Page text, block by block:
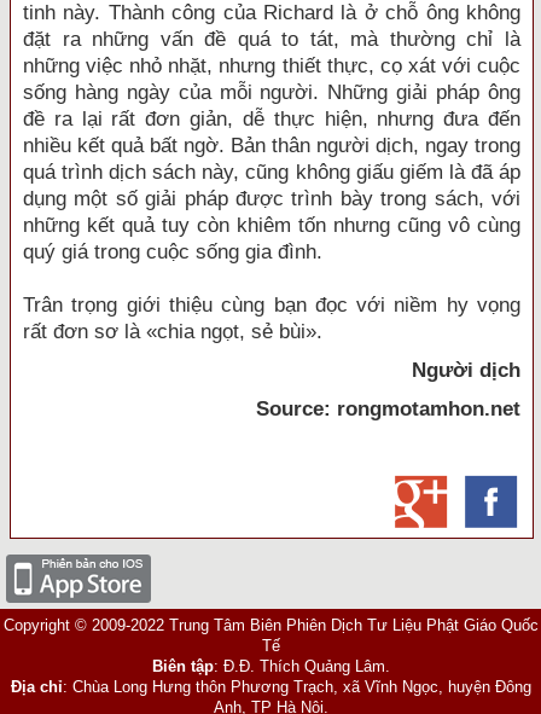
tinh này. Thành công của Richard là ở chỗ ông không
đặt ra những vấn đề quá to tát, mà thường chỉ là
những việc nhỏ nhặt, nhưng thiết thực, cọ xát với cuộc
sống hàng ngày của mỗi người. Những giải pháp ông
đề ra lại rất đơn giản, dễ thực hiện, nhưng đưa đến
nhiều kết quả bất ngờ. Bản thân người dịch, ngay trong
quá trình dịch sách này, cũng không giấu giếm là đã áp
dụng một số giải pháp được trình bày trong sách, với
những kết quả tuy còn khiêm tốn nhưng cũng vô cùng
quý giá trong cuộc sống gia đình.
Trân trọng giới thiệu cùng bạn đọc với niềm hy vọng
rất đơn sơ là «chia ngọt, sẻ bùi».
Người dịch
Source: rongmotamhon.net
Copyright © 2009-2022 Trung Tâm Biên Phiên Dịch Tư Liệu Phật Giáo Quốc
Tế
Biên tập: Đ.Đ. Thích Quảng Lâm.
Địa chỉ: Chùa Long Hưng thôn Phương Trạch, xã Vĩnh Ngọc, huyện Đông
Anh, TP Hà Nội.